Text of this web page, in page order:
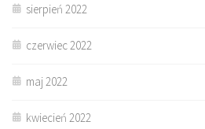
sierpień 2022
czerwiec 2022
maj 2022
kwiecień 2022